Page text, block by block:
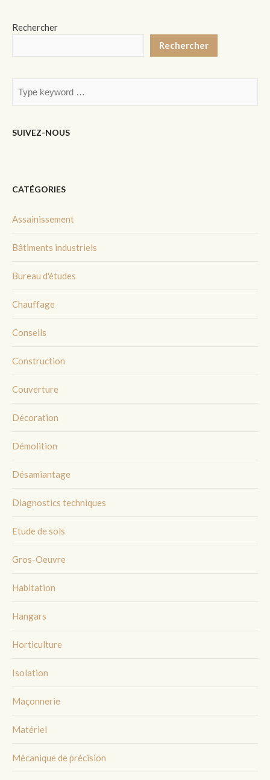
Rechercher
Rechercher
SUIVEZ-NOUS
CATÉGORIES
Assainissement
Bâtiments industriels
Bureau d'études
Chauffage
Conseils
Construction
Couverture
Décoration
Démolition
Désamiantage
Diagnostics techniques
Etude de sols
Gros-Oeuvre
Habitation
Hangars
Horticulture
Isolation
Maçonnerie
Matériel
Mécanique de précision